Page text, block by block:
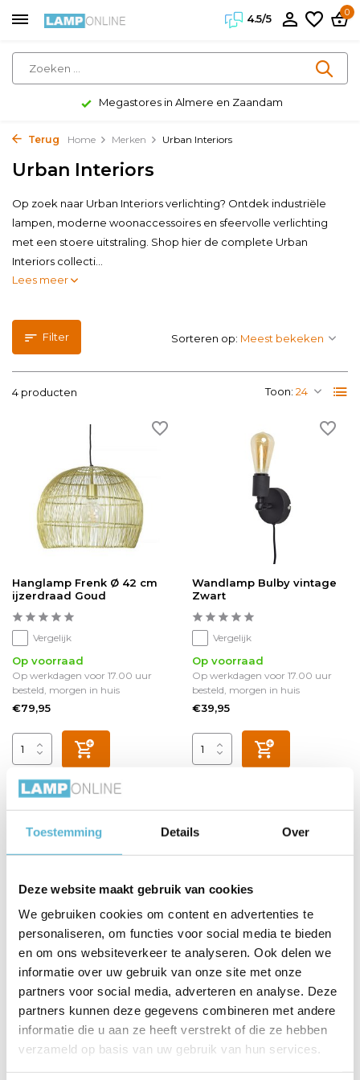
Toestemming Details Over
Deze website maakt gebruik van cookies
We gebruiken cookies om content en advertenties te
personaliseren, om functies voor social media te bieden
en om ons websiteverkeer te analyseren. Ook delen we
informatie over uw gebruik van onze site met onze
partners voor social media, adverteren en analyse. Deze
partners kunnen deze gegevens combineren met andere
informatie die u aan ze heeft verstrekt of die ze hebben
verzameld op basis van uw gebruik van hun services.
4.5/5
0
Megastores in Almere en Zaandam
Terug Home Merken Urban Interiors
Urban Interiors
Op zoek naar Urban Interiors verlichting? Ontdek industriële
lampen, moderne woonaccessoires en sfeervolle verlichting
met een stoere uitstraling. Shop hier de complete Urban
Interiors collecti...
Lees meer
Filter
4 producten Toon:
Sorteren op:
Hanglamp Frenk Ø 42 cm
ijzerdraad Goud
Vergelijk
Op voorraad
Op werkdagen voor 17.00 uur
besteld, morgen in huis
€79,95
Wandlamp Bulby vintage
Zwart
Vergelijk
Op voorraad
Op werkdagen voor 17.00 uur
besteld, morgen in huis
€39,95
sale 0%
Hanglamp Artisan Ø 27 cm
Vergelijk
Op voorraad
Op werkdagen voor 17.00 uur
besteld, morgen in huis
€59,95 €59,95
Plafondlamp Twist Large
Ø 37 cm zwart
Vergelijk
Op voorraad
Op werkdagen voor 17.00 uur